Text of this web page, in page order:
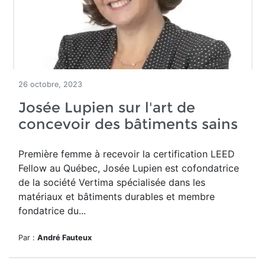
26 octobre, 2023
Josée Lupien sur l'art de
concevoir des bâtiments sains
Première femme à recevoir la certification LEED
Fellow au Québec, Josée Lupien est cofondatrice
de la société Vertima spécialisée dans les
matériaux et bâtiments durables et membre
fondatrice du...
Par : André Fauteux